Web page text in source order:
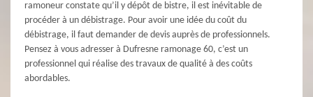
ramoneur constate qu’il y dépôt de bistre, il est inévitable de
procéder à un débistrage. Pour avoir une idée du coût du
débistrage, il faut demander de devis auprès de professionnels.
Pensez à vous adresser à Dufresne ramonage 60, c’est un
professionnel qui réalise des travaux de qualité à des coûts
abordables.